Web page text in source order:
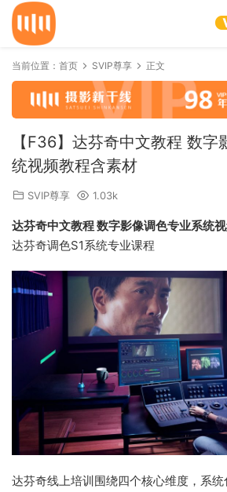
当前位置： 首页 SVIP尊享 正文
【F36】达芬奇中文教程 数字
统视频教程含素材
SVIP尊享 1.03k
达芬奇中文教程 数字影像调色专业系统
达芬奇调色S1系统专业课程
达芬奇线上培训围绕四个核心维度，系